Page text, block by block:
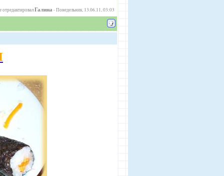
Галина -Понедельник, 13.06.11, 03:03